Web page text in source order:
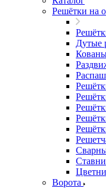
Решётки на
Дутые
Ворота